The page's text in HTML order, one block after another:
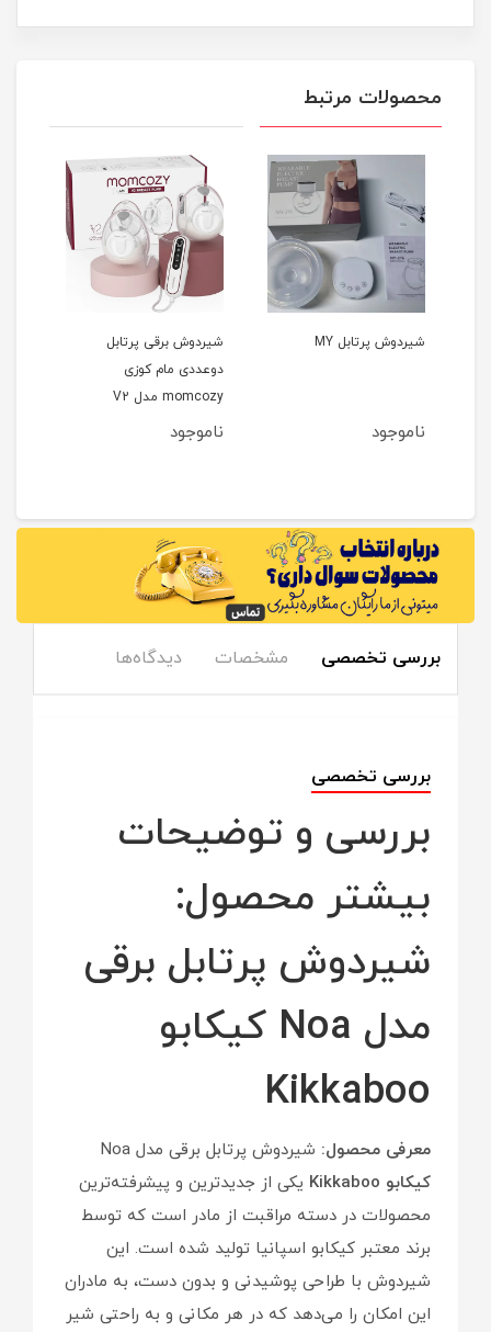
محصولات مرتبط
شیردوش پرتابل MY
ناموجود
شیردوش برقی پرتابل
دوعددی مام کوزی
momcozy مدل V2
ناموجود
بررسی تخصصی مشخصات دیدگاه‌ها
بررسی تخصصی
بررسی و توضیحات
بیشتر محصول:
شیردوش پرتابل برقی
مدل Noa کیکابو
Kikkaboo
معرفی محصول: شیردوش پرتابل برقی مدل Noa
کیکابو Kikkaboo
یکی از جدیدترین و پیشرفته‌ترین
محصولات در دسته مراقبت از مادر است که توسط
برند معتبر کیکابو اسپانیا تولید شده است. این
شیردوش با طراحی پوشیدنی و بدون دست، به مادران
این امکان را می‌دهد که در هر مکانی و به راحتی شیر